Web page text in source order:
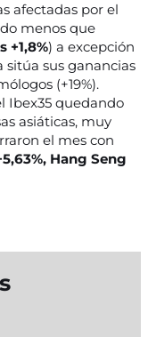
afectadas por el
menos que
+1,8%) a excepción
sitúa sus ganancias
(+19%).
Ibex35 quedando
asiáticas, muy
el mes con
Hang Seng